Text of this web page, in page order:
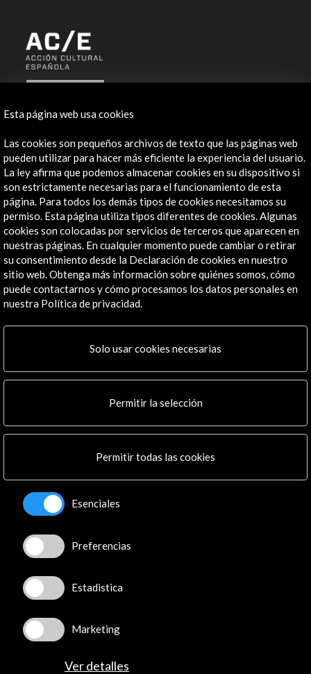
Contacta
info@accioncultural.es
+34 91 700 4000
José Abascal, 4 - 4º
28003 Madrid, España
Canales de contacto
Explora
Institucional
Actividades
Programa PICE
Noticias
Mapa Web
Logo y crédito a AC/E
Conecta
X (Twitter)
Instagram
Facebook
Youtube
Spotify
Flickr
Esta página web usa cookies
Las cookies son pequeños archivos de texto que las páginas web
pueden utilizar para hacer más eficiente la experiencia del usuario.
La ley afirma que podemos almacenar cookies en su dispositivo si
son estrictamente necesarias para el funcionamiento de esta
página. Para todos los demás tipos de cookies necesitamos su
permiso. Esta página utiliza tipos diferentes de cookies. Algunas
cookies son colocadas por servicios de terceros que aparecen en
nuestras páginas. En cualquier momento puede cambiar o retirar
su consentimiento desde la Declaración de cookies en nuestro
sitio web. Obtenga más información sobre quiénes somos, cómo
puede contactarnos y cómo procesamos los datos personales en
nuestra Política de privacidad.
Solo usar cookies necesarias
Permitir la selección
Permitir todas las cookies
Esenciales
Preferencias
Estadistica
Marketing
Ver detalles